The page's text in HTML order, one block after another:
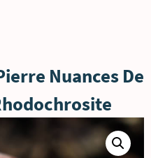
Nuances De